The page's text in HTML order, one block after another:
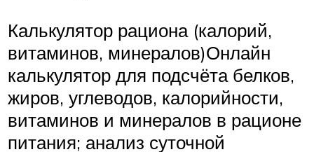
Калькулятор рациона (калорий,
витаминов, минералов)Онлайн
калькулятор для подсчёта белков,
жиров, углеводов, калорийности,
витаминов и минералов в рационе
питания; анализ суточной